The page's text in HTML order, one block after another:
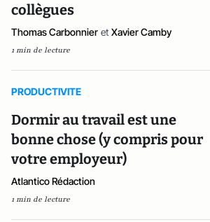
collègues
Thomas Carbonnier et Xavier Camby
1 min de lecture
PRODUCTIVITE
Dormir au travail est une
bonne chose (y compris pour
votre employeur)
Atlantico Rédaction
1 min de lecture